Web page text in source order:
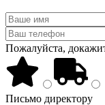
Пожалуйста,
Письмо директору